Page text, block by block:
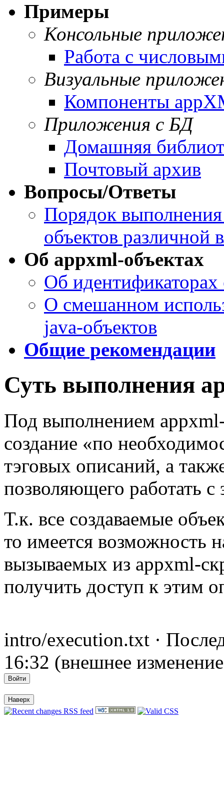
Примеры
Консольные
Работа с
Визуальные
Компоненты
Приложения с БД
Домашняя
Почтовый архив
Вопросы/Ответы
Порядок
объектов различной
Об appxml-объектах
Об идентификаторах
О смешанном
java-объектов
Общие рекомендации
Суть выполнения
Под выполнением appxml-
создание «по
тэговых описаний, а
позволяющего работать
Т.к. все создаваемые
то имеется возможность
вызываемых из appxml-
получить доступ к этим
intro/execution.txt ·
16:32 (внешнее